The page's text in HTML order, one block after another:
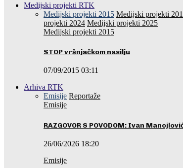
Medijski projekti RTK
Medijski projekti 2015 Medijski projekti
projekti 2024 Medijski projekti 2025
Medijski projekti 2015
STOP vršnjačkom nasilju
07/09/2015 03:11
Arhiva RTK
Emisije Reportaže
Emisije
RAZGOVOR S POVODOM: Ivan
26/06/2026 18:20
Emisije